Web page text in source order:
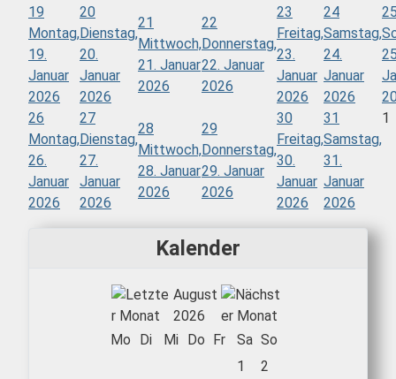
19
Montag,
19.
Januar
2026
20
Dienstag,
20.
Januar
2026
21
Mittwoch,
21. Januar
2026
22
Donnerstag,
22. Januar
2026
23
Freitag,
23.
Januar
2026
24
Samstag,
24.
Januar
2026
26
Montag,
26.
Januar
2026
27
Dienstag,
27.
Januar
2026
28
Mittwoch,
28. Januar
2026
29
Donnerstag,
29. Januar
2026
30
Freitag,
30.
Januar
2026
31
Samstag,
31.
Januar
2026
1
Kalender
August
2026
Mo
Di Mi Do Fr Sa So
1
2